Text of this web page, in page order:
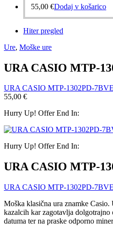
55,00 €Dodaj v košarico
Hiter pregled
Ure, Moške ure
URA CASIO MTP-
URA CASIO MTP-1302PD-
55,00 €
Hurry Up! Offer End In:
Hurry Up! Offer End In:
URA CASIO MTP-
URA CASIO MTP-1302PD-
Moška klasična ura znamke Casio.
kazalcih kar zagotavlja
datuma ter na praske odporno